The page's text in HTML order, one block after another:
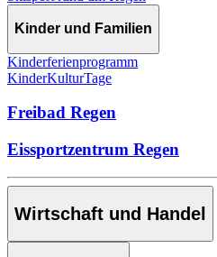
Kinder und Familien
Kinderferienprogramm
KinderKulturTage
Freibad Regen
Eissportzentrum Regen
Wirtschaft und Handel